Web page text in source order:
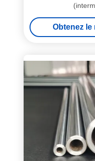
Obtenez le